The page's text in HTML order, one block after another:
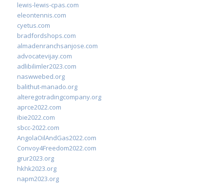
lewis-lewis-cpas.com
eleontennis.com
cyetus.com
bradfordshops.com
almadenranchsanjose.com
advocatevijay.com
adlibilimler2023.com
naswwebed.org
balithut-manado.org
alteregotradingcompany.org
aprce2022.com
ibie2022.com
sbcc-2022.com
AngolaOilAndGas2022.com
Convoy4Freedom2022.com
grur2023.org
hkhk2023.org
napm2023.org